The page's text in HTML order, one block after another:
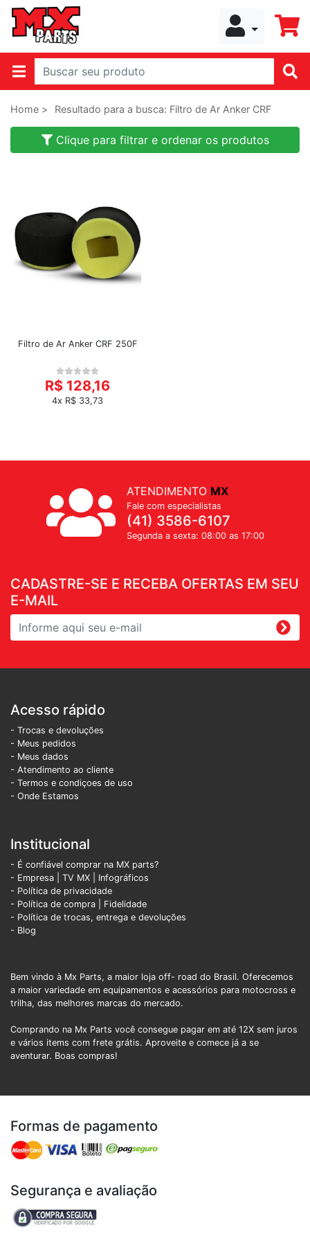
Home > Resultado para a busca: Filtro de Ar Anker CRF
Clique para filtrar e ordenar os produtos
Filtro de Ar Anker CRF 250F
R$ 128,16
4x R$ 33,73
CADASTRE-SE E RECEBA OFERTAS EM SEU
E-MAIL
ATENDIMENTO MX
Fale com especialistas
(41) 3586-6107
Segunda a sexta: 08:00 as 17:00
Acesso rápido
- Trocas e devoluções
- Meus pedidos
- Meus dados
- Atendimento ao cliente
- Termos e condiçoes de uso
- Onde Estamos
Institucional
- É confiável comprar na MX parts?
- Empresa
TV MX
Infográficos
- Política de privacidade
- Política de compra | Fidelidade
- Política de trocas, entrega e devoluções
- Blog
Bem vindo à Mx Parts, a maior loja off- road do Brasil. Oferecemos
a maior variedade em equipamentos e acessórios para motocross e
trilha, das melhores marcas do mercado.
Comprando na Mx Parts você consegue pagar em até 12X sem juros
e vários items com frete grátis. Aproveite e comece já a se
aventurar. Boas compras!
Formas de pagamento
Segurança e avaliação